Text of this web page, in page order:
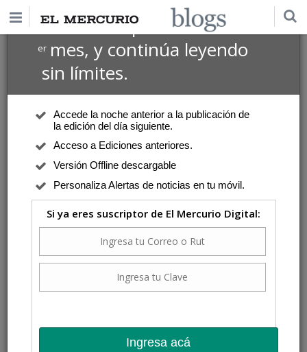
Suscríbete por $1 USD
ermes, y continúa leyendo
sin límites.
Accede la noche anterior a la publicación de
la edición del día siguiente.
Acceso a Ediciones anteriores.
Versión Offline descargable
Personaliza Alertas de noticias en tu móvil.
Si ya eres suscriptor de El Mercurio Digital:
Ingresa acá